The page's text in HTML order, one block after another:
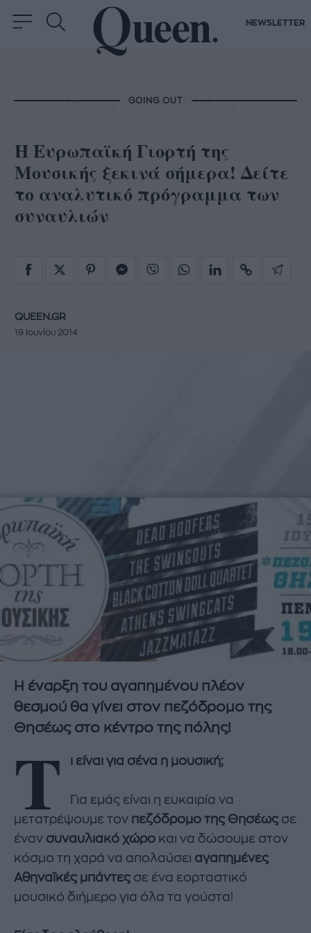
NEWSLETTER
GOING OUT
H Ευρωπαϊκή Γιορτή της
Μουσικής ξεκινά σήμερα! Δείτε
το αναλυτικό πρόγραμμα των
συναυλιών
QUEEN.GR
19 Ιουνίου 2014
Η έναρξη του αγαπημένου πλέον
θεσμού θα γίνει στον πεζόδρομο της
Θησέως στο κέντρο της πόλης!
Τ ι είναι για σένα η μουσική;
Για εμάς είναι η ευκαιρία να
μετατρέψουμε τον πεζόδρομο της Θησέως σε
έναν συναυλιακό χώρο και να δώσουμε στον
κόσμο τη χαρά να απολαύσει αγαπημένες
Αθηναϊκές μπάντες σε ένα εορταστικό
μουσικό διήμερο για όλα τα γούστα!